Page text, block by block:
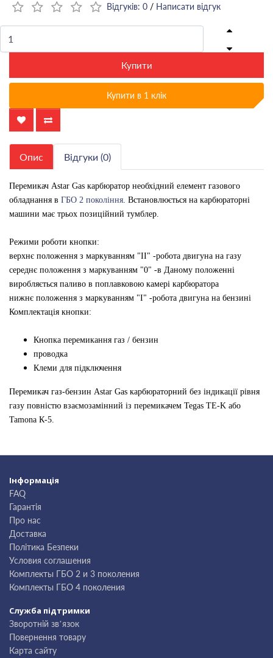
Відгуків: 0 / Написати відгук
Купити
Купити в 1 клік
Опис Відгуки (0)
Перемикач Astar Gas карбюратор необхідний елемент газового
обладнання в ГБО 2 покоління . Встановлюється на карбюраторні
машини має трьох позиційний тумблер.
Режими роботи кнопки:
верхнє положення з маркуванням "II" -робота двигуна на газу
середнє положення з маркуванням "0" -в Даному положенні
виробляється паливо в поплавковою камері карбюратора
нижнє положення з маркуванням "I" -робота двигуна на бензині
Комплектація кнопки:
Кнопка перемикання газ / бензин
проводка
Клеми для підключення
Перемикач газ-бензин Astar Gas карбюраторний без індикації рівня
газу повністю взаємозамінний із перемикачем Tegas TE-K або
Tamona К-5.
Інформація
FAQ
Гарантія
Про нас
Доставка
Політика Безпеки
Условия соглашения
Комплекты ГБО 2 и 3 поколения
Комплекты ГБО 4 поколения
Служба підтримки
Зворотній зв’язок
Повернення товару
Карта сайту